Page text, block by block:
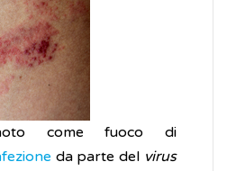
noto come fuoco di
da parte del virus